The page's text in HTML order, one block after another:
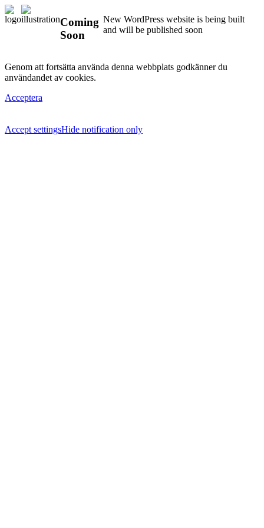
Coming
Soon
New WordPress website is being built
and will be published soon
Genom att fortsätta använda denna webbplats godkänner du
användandet av cookies.
Acceptera
Accept settingsHide notification only